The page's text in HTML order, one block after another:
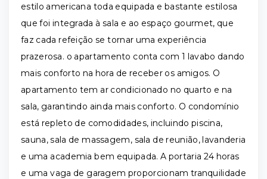
estilo americana toda equipada e bastante estilosa
que foi integrada à sala e ao espaço gourmet, que
faz cada refeição se tornar uma experiência
prazerosa. o apartamento conta com 1 lavabo dando
mais conforto na hora de receber os amigos. O
apartamento tem ar condicionado no quarto e na
sala, garantindo ainda mais conforto. O condomínio
está repleto de comodidades, incluindo piscina,
sauna, sala de massagem, sala de reunião, lavanderia
e uma academia bem equipada. A portaria 24 horas
e uma vaga de garagem proporcionam tranquilidade